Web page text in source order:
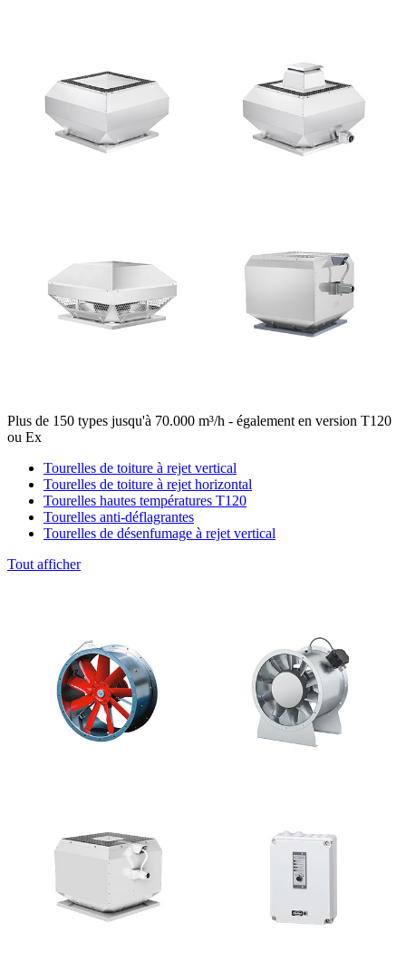
Plus de 150 types jusqu'à 70.000 m³/h - également en version T120
ou Ex
Tourelles de toiture à rejet vertical
Tourelles de toiture à rejet horizontal
Tourelles hautes températures T120
Tourelles anti-déflagrantes
Tourelles de désenfumage à rejet vertical
Tout afficher